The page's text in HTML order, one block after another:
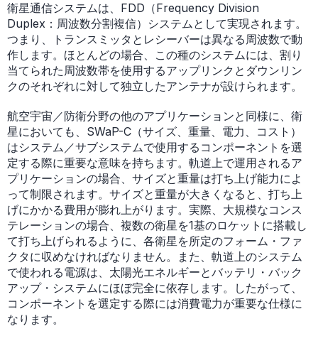
衛星通信システムは、FDD（Frequency Division
Duplex：周波数分割複信）システムとして実現されます。
つまり、トランスミッタとレシーバーは異なる周波数で動
作します。ほとんどの場合、この種のシステムには、割り
当てられた周波数帯を使用するアップリンクとダウンリン
クのそれぞれに対して独立したアンテナが設けられます。
航空宇宙／防衛分野の他のアプリケーションと同様に、衛
星においても、SWaP-C（サイズ、重量、電力、コスト）
はシステム／サブシステムで使用するコンポーネントを選
定する際に重要な意味を持ちます。軌道上で運用されるア
プリケーションの場合、サイズと重量は打ち上げ能力によ
って制限されます。サイズと重量が大きくなると、打ち上
げにかかる費用が膨れ上がります。実際、大規模なコンス
テレーションの場合、複数の衛星を1基のロケットに搭載し
て打ち上げられるように、各衛星を所定のフォーム・ファ
クタに収めなければなりません。また、軌道上のシステム
で使われる電源は、太陽光エネルギーとバッテリ・バック
アップ・システムにほぼ完全に依存します。したがって、
コンポーネントを選定する際には消費電力が重要な仕様に
なります。